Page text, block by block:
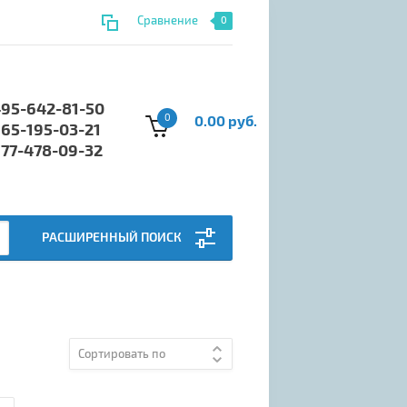
Сравнение 0
642-81-50
195-03-21
478-09-32
0 0.00 руб.
РАСШИРЕННЫЙ ПОИСК
Сортировать по